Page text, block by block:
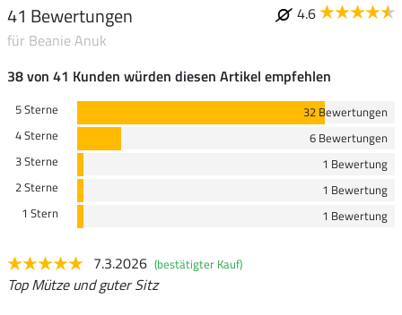
41 Bewertungen
4.6
für Beanie Anuk
38 von 41 Kunden würden diesen Artikel empfehlen
5 Sterne
32 Bewertungen
4 Sterne
6 Bewertungen
3 Sterne
1 Bewertung
2 Sterne
1 Bewertung
1 Stern
1 Bewertung
7.3.2026 (bestätigter Kauf)
Top Mütze und guter Sitz